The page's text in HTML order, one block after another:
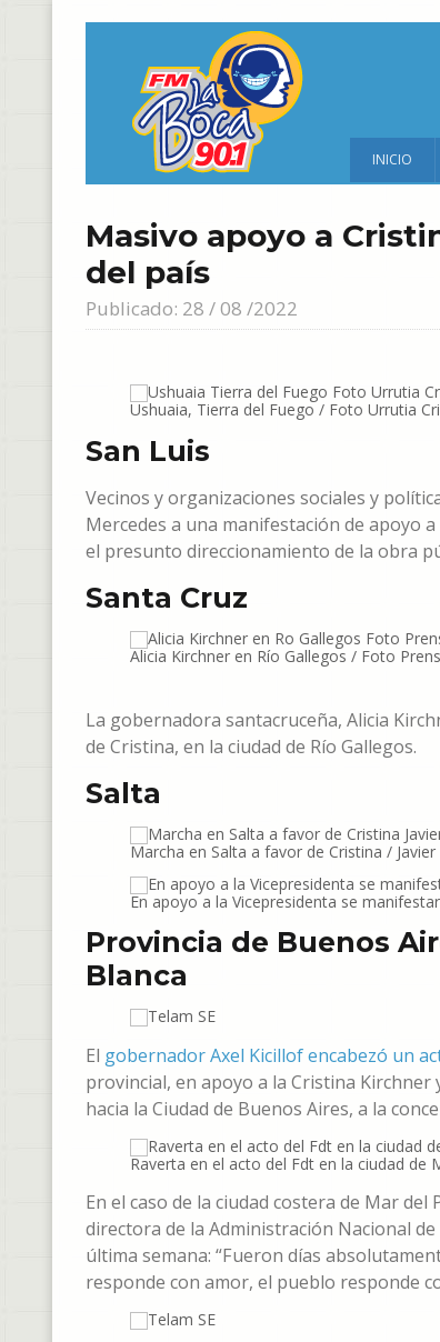
INICIO
Masivo apoyo a
del país
Publicado: 28 / 08 /2022
Ushuaia, Tierra del Fuego / Foto Urrutia
San Luis
Vecinos y organizaciones sociales y
Mercedes a una manifestación de apoyo
el presunto direccionamiento de la obra
Santa Cruz
Alicia Kirchner en Río Gallegos / Foto
La gobernadora santacruceña, Alicia
de Cristina, en la ciudad de Río Gallegos.
Salta
Marcha en Salta a favor de Cristina / Javier
En apoyo a la Vicepresidenta se
Provincia de Buenos
Blanca
El gobernador Axel Kicillof encabezó un
provincial, en apoyo a la Cristina
hacia la Ciudad de Buenos Aires, a la
Raverta en el acto del Fdt en la ciudad
En el caso de la ciudad costera de Mar del
directora de la Administración Nacional
última semana: “Fueron días
responde con amor, el pueblo responde